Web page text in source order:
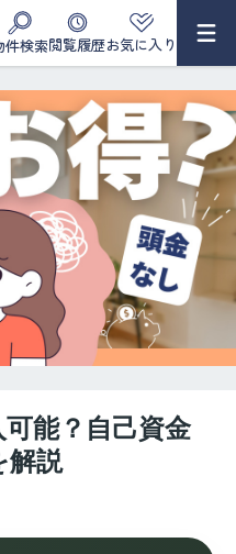
件検索閲覧履歴お気に入り
能？自己資金
解説